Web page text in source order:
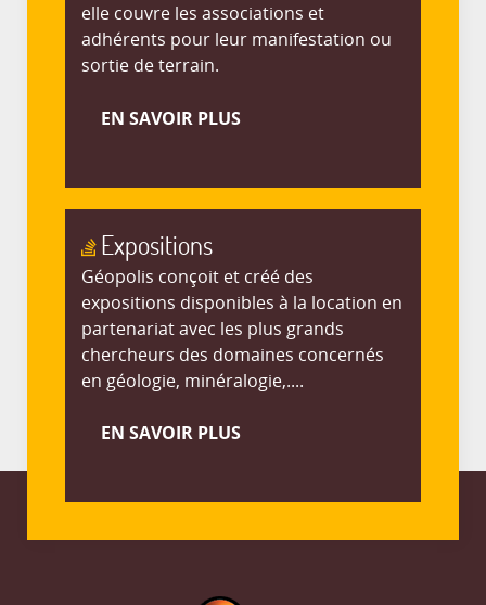
elle couvre les associations et
adhérents pour leur manifestation ou
sortie de terrain.
EN SAVOIR PLUS
Expositions
Géopolis conçoit et créé des
expositions disponibles à la location en
partenariat avec les plus grands
chercheurs des domaines concernés
en géologie, minéralogie,....
EN SAVOIR PLUS